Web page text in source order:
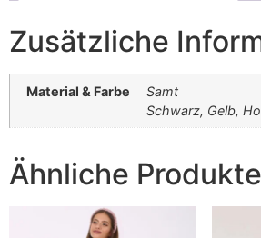
Zusätzliche
Material & Farbe
Samt
Schwarz, Gelb,
Ähnliche Produkte